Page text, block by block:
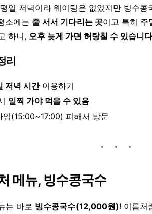
일 저녁이라 웨이팅은 없었지만 빙수
소에는 줄 서서 기다리는 곳이고 특히 주
하니, 오후 늦게 가면 허탕칠 수 있습니
리
저녁 시간이용하기
일찍 가야 먹을 수 있음
임(15:00~17:00) 피해서 방문
메뉴, 빙수콩국수
는 바로 빙수콩국수(12,000원)! 이름처